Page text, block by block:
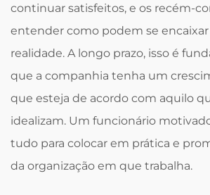
continuar satisfeitos, e os recém-
entender como podem se
realidade. A longo prazo, isso é
que a companhia tenha um
que esteja de acordo com aquilo
idealizam. Um funcionário
tudo para colocar em prática e
da organização em que trabalha.